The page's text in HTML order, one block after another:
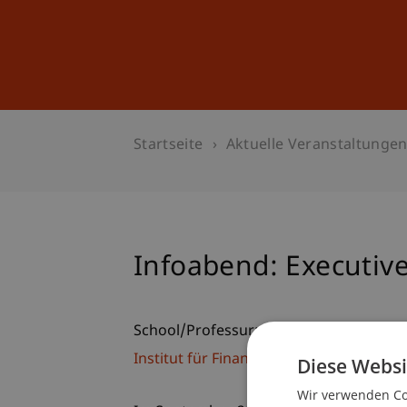
Startseite Aktuelle Veranstaltungen
Infoabend:
School/Professur:
Institut für Finanzdienstleistungen
Diese
Wir verwenden